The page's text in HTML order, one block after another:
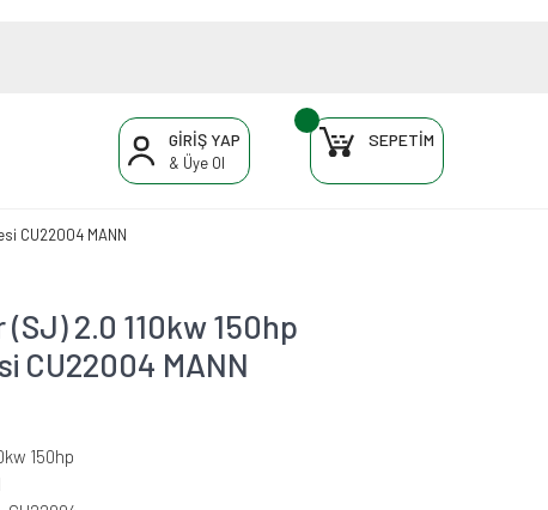
GİRİŞ YAP
& Üye Ol
SEPETİM
CU22004 MANN
2.0 110kw 150hp
CU22004 MANN
150hp